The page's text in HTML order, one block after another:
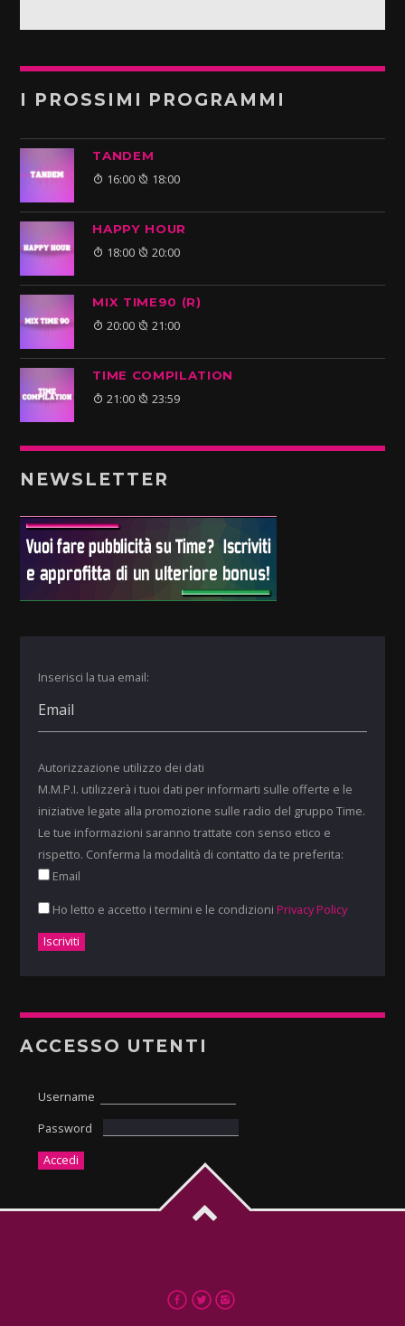
I PROSSIMI PROGRAMMI
TANDEM
16:00 18:00
HAPPY HOUR
18:00 20:00
MIX TIME90 (R)
20:00 21:00
TIME COMPILATION
21:00 23:59
NEWSLETTER
Inserisci la tua email:
Autorizzazione utilizzo dei dati
M.M.P.I. utilizzerà i tuoi dati per informarti sulle offerte e le
iniziative legate alla promozione sulle radio del gruppo Time.
Le tue informazioni saranno trattate con senso etico e
rispetto. Conferma la modalità di contatto da te preferita:
Email
Ho letto e accetto i termini e le condizioni Privacy Policy
ACCESSO UTENTI
Username
Password